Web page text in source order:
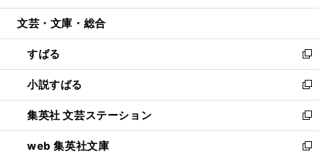
開
ウ
開
く
ン
ウ
で
開
く
ウ
ン
ド
ウ
で
開
く
文芸・文庫・総合
すばる
新
し
い
ウ
ィ
ン
ド
小説すばる
新
し
い
ウ
ィ
集英社 文芸ステーション
新
し
い
web 集英社文庫
新